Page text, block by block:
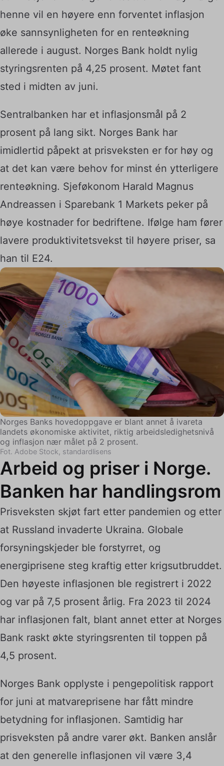
henne vil en høyere enn forventet inflasjon
øke sannsynligheten for en renteøkning
allerede i august. Norges Bank holdt nylig
styringsrenten på 4,25 prosent. Møtet fant
sted i midten av juni.
Sentralbanken har et inflasjonsmål på 2
prosent på lang sikt. Norges Bank har
imidlertid påpekt at prisveksten er for høy og
at det kan være behov for minst én ytterligere
renteøkning. Sjeføkonom Harald Magnus
Andreassen i Sparebank 1 Markets peker på
høye kostnader for bedriftene. Ifølge ham fører
lavere produktivitetsvekst til høyere priser, sa
han til E24.
Norges Banks hovedoppgave er blant annet å ivareta
landets økonomiske aktivitet, riktig arbeidsledighetsnivå
og inflasjon nær målet på 2 prosent.
Fot. Adobe Stock, standardlisens
Arbeid og priser i Norge.
Banken har handlingsrom
Prisveksten skjøt fart etter pandemien og etter
at Russland invaderte Ukraina. Globale
forsyningskjeder ble forstyrret, og
energiprisene steg kraftig etter krigsutbruddet.
Den høyeste inflasjonen ble registrert i 2022
og var på 7,5 prosent årlig. Fra 2023 til 2024
har inflasjonen falt, blant annet etter at Norges
Bank raskt økte styringsrenten til toppen på
4,5 prosent.
Norges Bank opplyste i pengepolitisk rapport
for juni at matvareprisene har fått mindre
betydning for inflasjonen. Samtidig har
prisveksten på andre varer økt. Banken anslår
at den generelle inflasjonen vil være 3,4